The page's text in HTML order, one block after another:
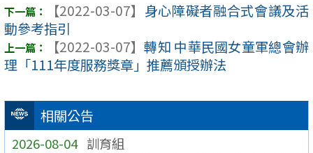
相關公告
2026-08-04 訓育組
【2022-03-07】 身心障礙者融合式會議及活
動參考指引
【2022-03-07】 轉知 中華民國女童軍總會辦
理「111年度服務獎章」推薦頒授辦法